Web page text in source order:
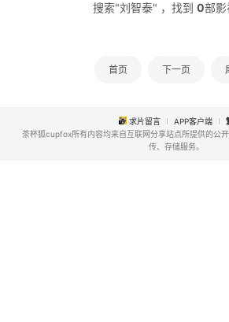
搜索"刘智泰" ，找到 0部影
首页 下一页
求片留言 APP客户端
茶杯狐cupfox所有内容均来自互联网分享站点所提供的公
传、存储服务。